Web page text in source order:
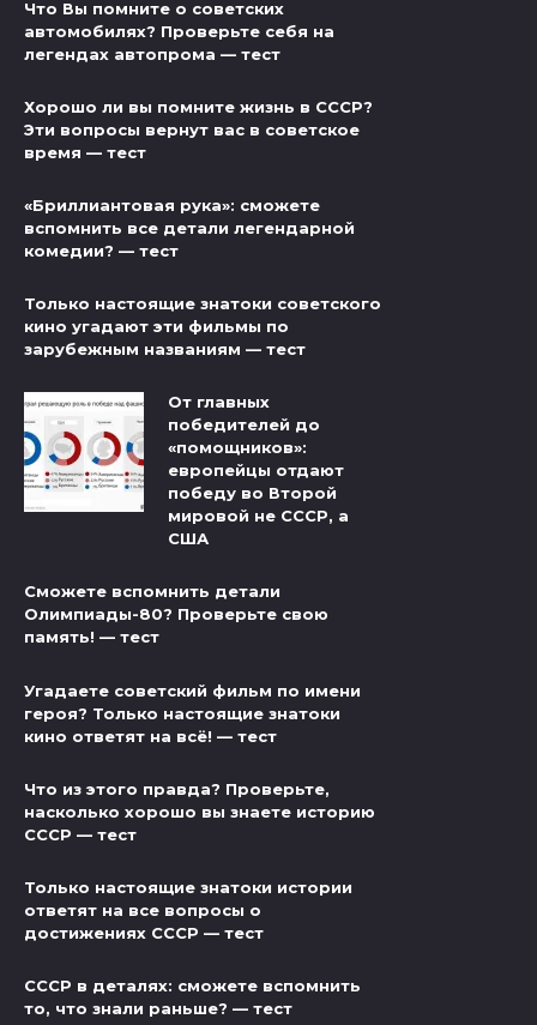
Что Вы помните о советских
автомобилях? Проверьте себя на
легендах автопрома — тест
Хорошо ли вы помните жизнь в СССР?
Эти вопросы вернут вас в советское
время — тест
«Бриллиантовая рука»: сможете
вспомнить все детали легендарной
комедии? — тест
Только настоящие знатоки советского
кино угадают эти фильмы по
зарубежным названиям — тест
От главных
победителей до
«помощников»:
европейцы отдают
победу во Второй
мировой не СССР, а
США
Сможете вспомнить детали
Олимпиады-80? Проверьте свою
память! — тест
Угадаете советский фильм по имени
героя? Только настоящие знатоки
кино ответят на всё! — тест
Что из этого правда? Проверьте,
насколько хорошо вы знаете историю
СССР — тест
Только настоящие знатоки истории
ответят на все вопросы о
достижениях СССР — тест
СССР в деталях: сможете вспомнить
то, что знали раньше? — тест